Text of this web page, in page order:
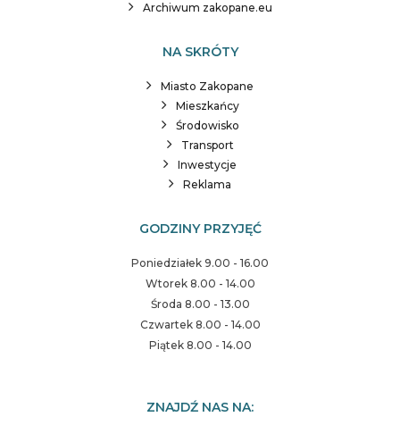
Archiwum zakopane.eu
NA SKRÓTY
Miasto Zakopane
Mieszkańcy
Środowisko
Transport
Inwestycje
Reklama
GODZINY PRZYJĘĆ
Poniedziałek 9.00 - 16.00
Wtorek 8.00 - 14.00
Środa 8.00 - 13.00
Czwartek 8.00 - 14.00
Piątek 8.00 - 14.00
ZNAJDŹ NAS NA: